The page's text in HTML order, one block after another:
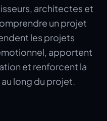
architectes et
un projet
les projets
apportent
et renforcent la
long du projet.